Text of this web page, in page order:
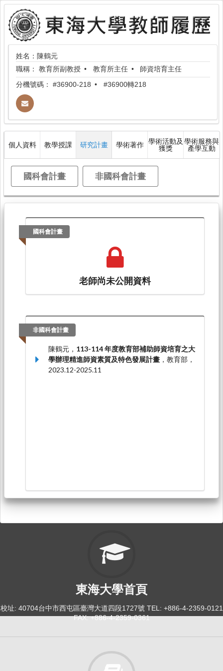
姓名：陳鶴元
職稱： 教育所副教授 教育所主任
師資培育主任
分機號碼： #36900-218 #36900轉218
個人資料 教學授課 研究計畫 學術著作 學術活動及
獲獎
學術服務與
產學互動
國科會計畫 非國科會計畫
國科會計畫
老師尚未公開資料
非國科會計畫
陳鶴元， 113-114 年度教育部補助師資培育之大
學辦理精進師資素質及特色發展計畫 ，教育部，
2023.12-2025.11
東海大學首頁
校址: 40704台中市西屯區臺灣大道四段1727號 TEL: +886-4-2359-0121
FAX: +886-4-2359-0361